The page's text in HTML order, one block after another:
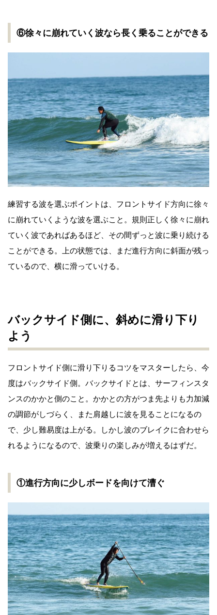
⑥徐々に崩れていく波なら長く乗ることができる
練習する波を選ぶポイントは、フロントサイド方向に徐々
に崩れていくような波を選ぶこと。規則正しく徐々に崩れ
ていく波であればあるほど、その間ずっと波に乗り続ける
ことができる。上の状態では、まだ進行方向に斜面が残っ
ているので、横に滑っていける。
バックサイド側に、斜めに滑り下り
よう
フロントサイド側に滑り下りるコツをマスターしたら、今
度はバックサイド側。バックサイドとは、サーフィンスタ
ンスのかかと側のこと。かかとの方がつま先よりも力加減
の調節がしづらく、また肩越しに波を見ることになるの
で、少し難易度は上がる。しかし波のブレイクに合わせら
れるようになるので、波乗りの楽しみが増えるはずだ。
①進行方向に少しボードを向けて漕ぐ